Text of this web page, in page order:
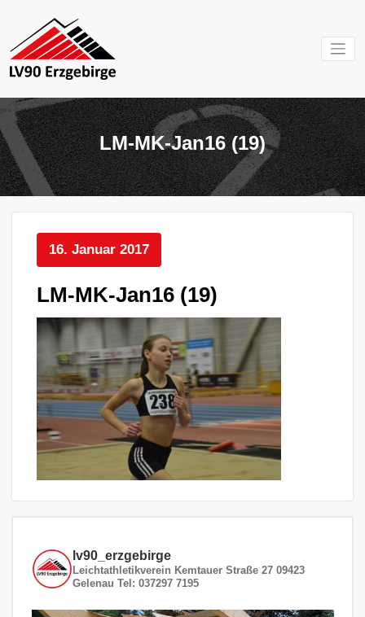
springen
e.V.
Mein Verein im
LM-MK-Jan16 (19)
16. Januar 2017
LM-MK-Jan16 (19)
lv90_erzgebirge
Leichtathletikverein Kemtauer Straße 27 09423
Gelenau Tel: 037297 7195